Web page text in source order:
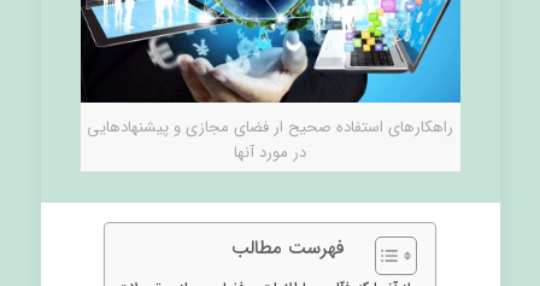
راهکارهای استفاده صحیح ار فضای مجازی و پیشنهادهایی
در مورد آنها
فهرست مطالب